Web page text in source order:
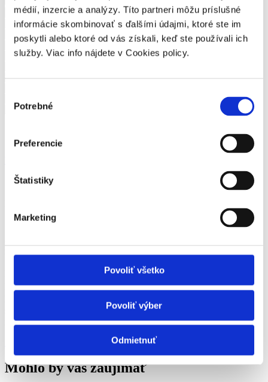
médií, inzercie a analýzy. Títo partneri môžu príslušné
informácie skombinovať s ďalšími údajmi, ktoré ste im
poskytli alebo ktoré od vás získali, keď ste používali ich
služby. Viac info nájdete v Cookies policy.
súhlasu
Potrebné
Preferencie
Štatistiky
Marketing
Povoliť všetko
Povoliť výber
Odmietnuť
Príprava na ČOV
Sme oveľa viac ako len bežní lokálni
Sme spoľahlivý partner, ktorý sa opiera o dlhoročné skúsenosti v
Rozumieme terénu, rešpektujeme predpísané normy a dávame
pozor pri práci s ťažkými strojmi na majetok klientov. Nech
spoľahlivo a s rešpektom k prostrediu aj zákazníkovi dodať
najlepší výsledok.
Mohlo by vás zaujímať